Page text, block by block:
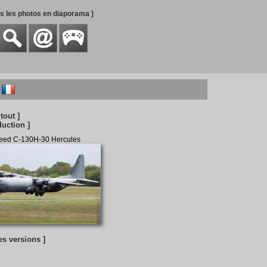
les photos en diaporama ]
]
]
C-130H-30 Hercules
versions ]